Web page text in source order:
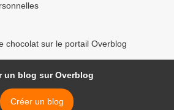
chocolat sur le portail Overblog
un blog sur Overblog
Créer un blog